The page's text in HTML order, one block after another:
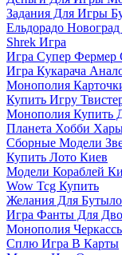
Задания Для Игры
Ельдорадо
Shrek Игра
Игра Супер Фермер
Игра Кукарача
Монополия
Купить Игру
Монополия Купить
Планета Хобби
Сборные Модели
Купить Лото Киев
Модели Кораблей
Wow Tcg Купить
Желания Для
Игра Фанты Для
Монополия
Сплю Игра В Карты